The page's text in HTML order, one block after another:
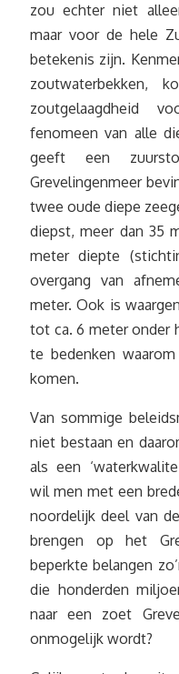
zou echter niet
maar voor de hele
betekenis zijn.
zoutwaterbekken,
zoutgelaagdheid
fenomeen van alle
geeft een
Grevelingenmeer
twee oude diepe
diepst, meer dan 35
meter diepte
overgang van
meter. Ook is
tot ca. 6 meter onder
te bedenken
komen.
Van sommige
niet bestaan en
als een
wil men met een
noordelijk deel van
brengen op het
beperkte belangen
die honderden
naar een zoet
onmogelijk wordt?